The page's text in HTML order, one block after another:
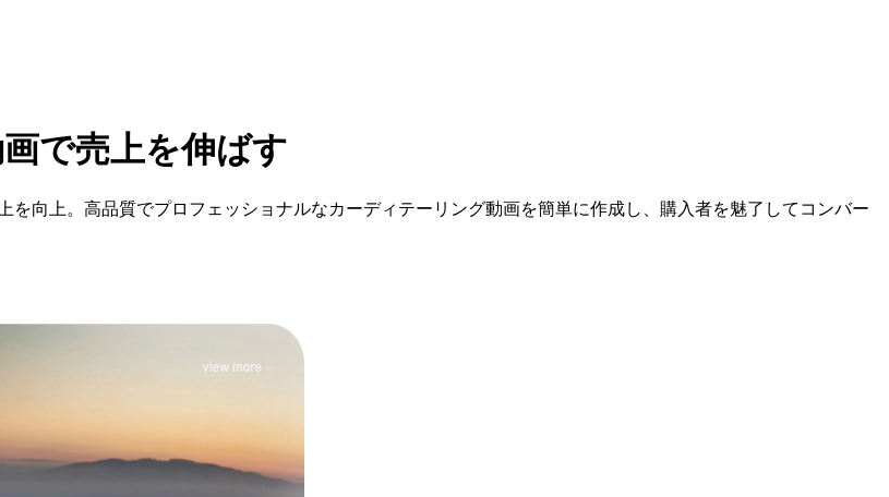
で売上を伸ばす
を向上。高品質でプロフェッショナルなカーディテーリング動画を簡単に作成し、購入者を魅了してコンバー